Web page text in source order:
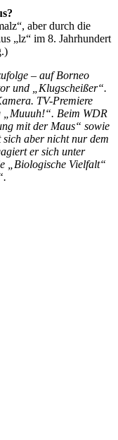
aber durch die
„lz“ im 8. Jahrhundert
– auf Borneo
und „Klugscheißer“.
TV-Premiere
„Muuuh!“. Beim WDR
mit der Maus“ sowie
aber nicht nur dem
er sich unter
„Biologische Vielfalt“